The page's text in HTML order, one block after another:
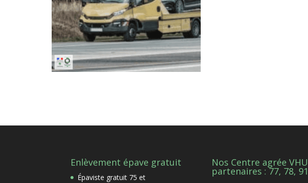
Enlèvement épave gratuit
Épaviste gratuit 75 et
Nos Centre agrée VHU
partenaires : 77, 78, 91